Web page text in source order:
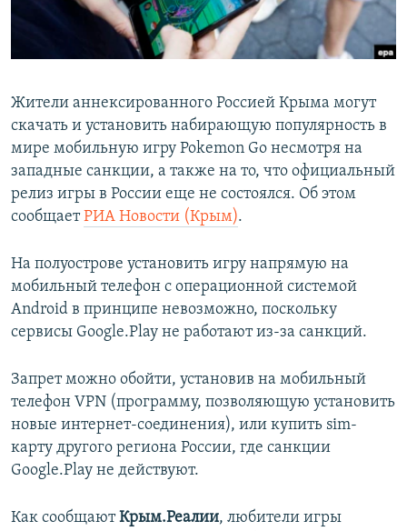
ПОБЕДИТЕЛЕЙ НЕ СУДЯТ?
КРЫМ.НЕПОКОРЕННЫЙ
УКРАИНСКАЯ ПРОБЛЕМА КРЫМА
ПРИСОЕДИНЯЙТЕСЬ!
Все сайты RFE/RL
Жители аннексированного Россией Крыма могут
скачать и установить набирающую популярность в
мире мобильную игру Pokemon Go несмотря на
западные санкции, а также на то, что официальный
релиз игры в России еще не состоялся. Об этом
сообщаетРИА Новости (Крым).
На полуострове установить игру напрямую на
мобильный телефон c операционной системой
Android в принципе невозможно, поскольку
сервисы Google.Play не работают из-за санкций.
Запрет можно обойти, установив на мобильный
телефон VPN (программу, позволяющую установить
новые интернет-соединения), или купить sim-
карту другого региона России, где санкции
Google.Play не действуют.
Как сообщаютКрым.Реалии, любители игры